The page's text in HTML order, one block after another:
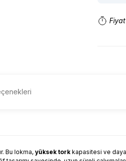
Fiyat
Bu lokma, yüksek tork kapasitesi ve